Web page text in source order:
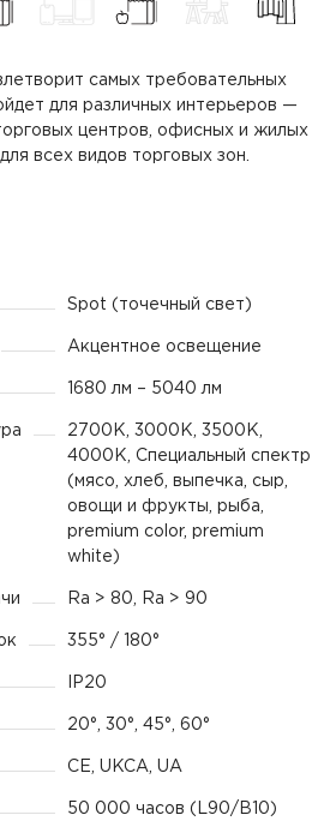
самых требовательных
для различных интерьеров —
центров, офисных и жилых
всех видов торговых зон.
Spot (точечный свет)
Акцентное освещение
1680 лм – 5040 лм
2700K, 3000K, 3500K,
4000K, Специальный спектр
(мясо, хлеб, выпечка, сыр,
овощи и фрукты, рыба,
premium color, premium
white)
Ra > 80, Ra > 90
355° / 180°
IP20
20°, 30°, 45°, 60°
CE, UKCA, UA
50 000 часов (L90/B10)